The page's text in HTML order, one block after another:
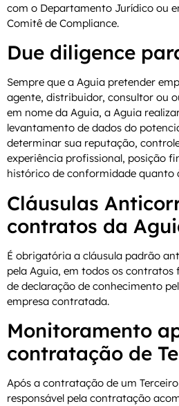
com o Departamento Jurídico ou
Comitê de Compliance.
Due diligence
Sempre que a Aguia pretender
agente, distribuidor, consultor ou
em nome da Aguia, a Aguia
levantamento de dados do
determinar sua reputação,
experiência profissional, posição
histórico de conformidade quanto
Cláusulas
contratos da
É obrigatória a cláusula padrão
pela Aguia, em todos os
de declaração de conhecimento
empresa contratada.
Monitoramento
contratação de
Após a contratação de um
responsável pela contratação